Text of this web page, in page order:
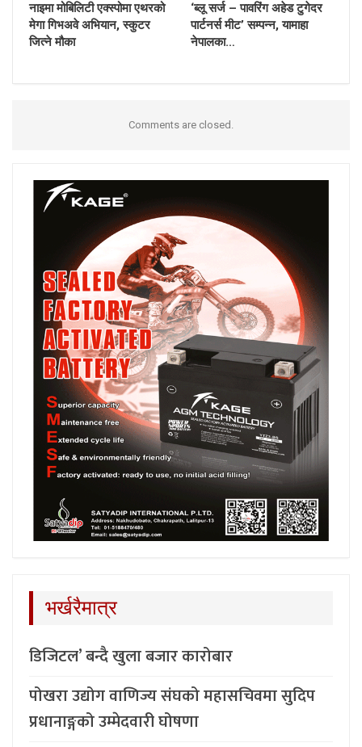
नाइमा मोबिलिटी एक्स्पोमा एथरको
मेगा गिभअवे अभियान, स्कुटर
जित्ने मौका
‘ब्लू सर्ज – पावरिंग अहेड टुगेदर
पार्टनर्स मीट’ सम्पन्न, यामाहा
नेपालका…
Comments are closed.
भर्खरैमात्र
डिजिटल’ बन्दै खुला बजार कारोबार
पोखरा उद्योग वाणिज्य संघको महासचिवमा सुदिप
प्रधानाङ्गको उम्मेदवारी घोषणा